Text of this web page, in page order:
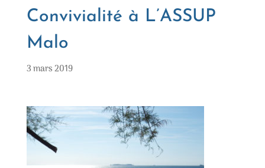
Convivialité à L’ASSUP
Malo
3 mars 2019